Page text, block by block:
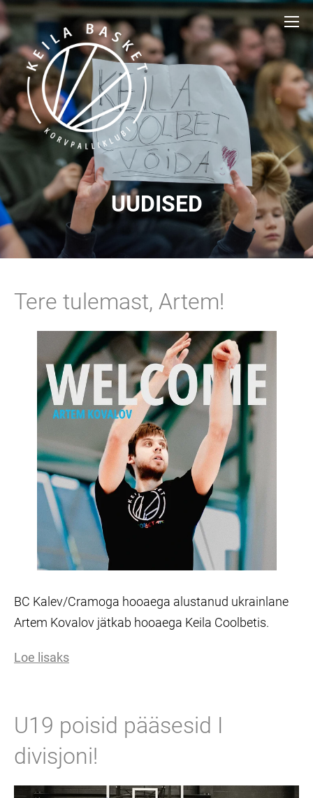
UUDISED
Tere tulemast, Artem!
BC Kalev/Cramoga hooaega alustanud ukrainlane
Artem Kovalov jätkab hooaega Keila Coolbetis.
Loe lisaks
U19 poisid pääsesid I
divisjoni!